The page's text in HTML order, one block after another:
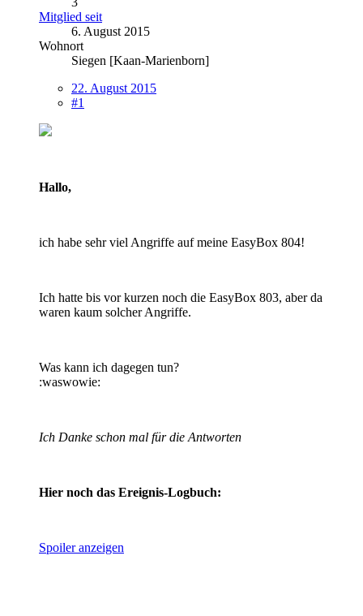
Mitglied seit
6. August 2015
Wohnort
Siegen [Kaan-Marienborn]
22. August 2015
#1
Hallo,
ich habe sehr viel Angriffe auf meine EasyBox 804!
Ich hatte bis vor kurzen noch die EasyBox 803, aber da
waren kaum solcher Angriffe.
Was kann ich dagegen tun?
:waswowie:
Ich Danke schon mal für die Antworten
Hier noch das Ereignis-Logbuch:
Spoiler anzeigen